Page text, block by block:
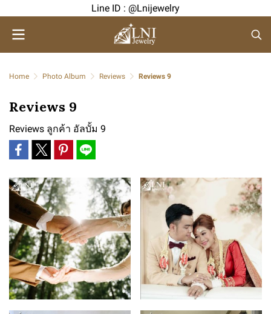
Line ID : @Lnijewelry
Home Photo Album Reviews Reviews 9
Reviews 9
Reviews ลูกค้า อัลบั้ม 9